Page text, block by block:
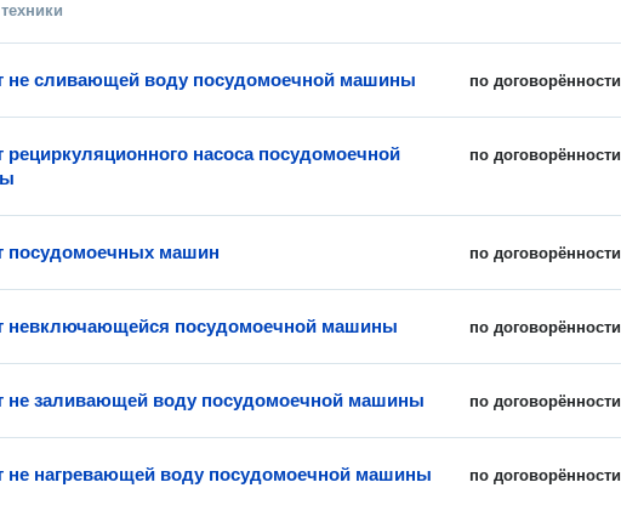
по договорённости
не сливающей воду посудомоечной машины
по договорённости
рециркуляционного насоса посудомоечной
по договорённости
посудомоечных машин
по договорённости
невключающейся посудомоечной машины
по договорённости
не заливающей воду посудомоечной машины
по договорённости
не нагревающей воду посудомоечной машины